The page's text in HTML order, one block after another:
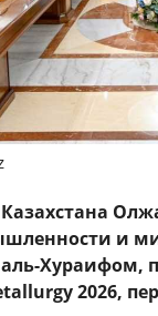
и
Хураифом,
2026,